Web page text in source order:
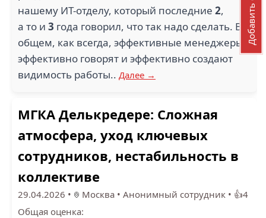
нашему ИТ-отделу, который последние 2,
а то и 3 года говорил, что так надо сделать. В
общем, как всегда, эффективные менеджеры
эффективно говорят и эффективно создают
видимость работы.. Далее →
МГКА Делькредере: Сложная
атмосфера, уход ключевых
сотрудников, нестабильность в
коллективе
29.04.2026 • Москва • Анонимный сотрудник • 👍4
Общая оценка: